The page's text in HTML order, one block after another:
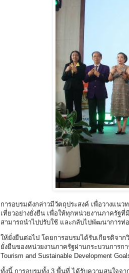
การอบรมดังกล่าวมีวัตถุประสงค์ เพื่อวางแนว
เที่ยวอย่างยั่งยืน เพื่อให้ทุกหน่วยงานภาครัฐ
สามารถนำไปปรับใช้ และกลับไปพัฒนาการท่
ให้ยั่งยืนต่อไป โดยการอบรมได้รับเกียรติจา
ยั่งยืนของหน่วยงานภาครัฐผ่านกระบวนการก
Tourism and Sustainable Development
ทั้งนี้ การอบรมทั้ง 3 พื้นที่ ได้รับความสนใจจ